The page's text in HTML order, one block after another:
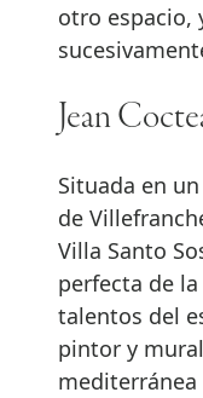
otro espacio,
Jean
Situada en
de
Villa Santo
perfecta de
talentos del
pintor y